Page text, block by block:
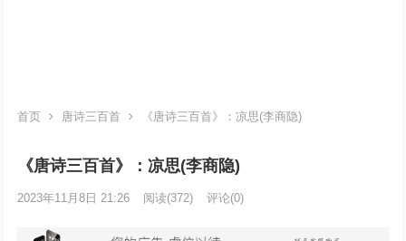
首页 唐诗三百首 《唐诗三百首》：凉思(李商隐)
《唐诗三百首》：凉思(李商隐)
2023年11月8日 21:26 阅读(372) 评论(0)